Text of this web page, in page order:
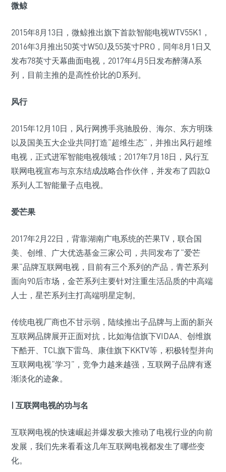
微鲸
2015年8月13日，微鲸推出旗下首款智能电视WTV55K1，
2016年3月推出50英寸W50J及55英寸PRO，同年8月1日又
发布78英寸天幕曲面电视，2017年4月5日发布醉薄A系
列，目前主推的是高性价比的D系列。
风行
2015年12月10日，风行网携手兆驰股份、海尔、东方明珠
以及国美五大企业共同打造“超维生态”，并推出风行超维
电视，正式进军智能电视领域；2017年7月18日，风行互
联网电视宣布与京东结成战略合作伙伴，并发布了四款Q
系列人工智能量子点电视。
爱芒果
2017年2月22日，背靠湖南广电系统的芒果TV，联合国
美、创维、广大优选基金三家公司，共同发布了“爱芒
果”品牌互联网电视，目前有三个系列的产品，青芒系列
面向90后市场，金芒系列主要针对注重生活品质的中高端
人士，星芒系列主打高端明星定制。
传统电视厂商也不甘示弱，陆续推出子品牌与上面的新兴
互联网品牌展开正面对抗，比如海信旗下VIDAA、创维旗
下酷开、TCL旗下雷鸟、康佳旗下KKTV等，积极转型并向
互联网电视“学习”，竞争力越来越强，互联网子品牌有逐
渐淡化的迹象。
| 互联网电视的功与名
互联网电视的快速崛起并爆发极大推动了电视行业的向前
发展，我们先来看看这几年互联网电视都发生了哪些变
化。